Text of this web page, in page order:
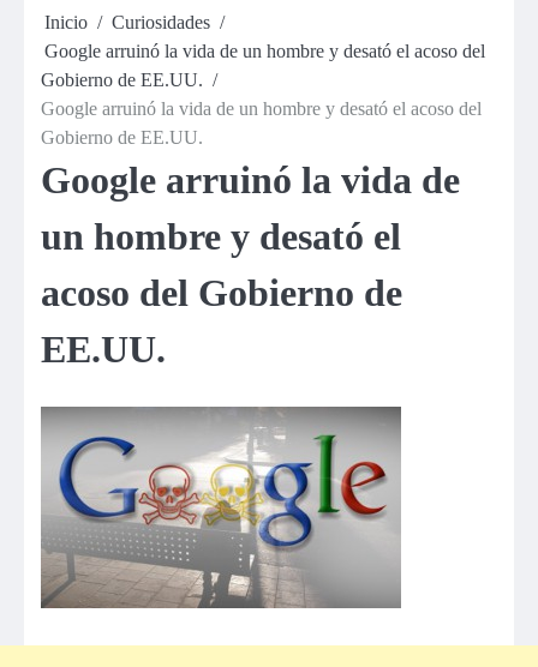
Inicio
Curiosidades
Google arruinó la vida de un hombre y desató el acoso del
Gobierno de EE.UU.
Google arruinó la vida de un hombre y desató el acoso del
Gobierno de EE.UU.
Google arruinó la vida de
un hombre y desató el
acoso del Gobierno de
EE.UU.